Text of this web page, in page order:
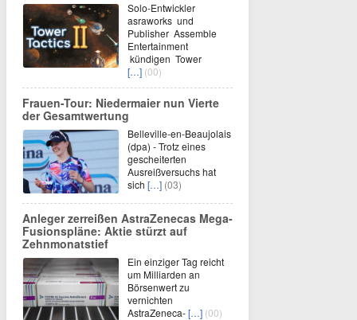
Solo-Entwickler
asraworks und
Publisher Assemble
Entertainment
kündigen Tower
[…] (00)
Frauen-Tour: Niedermaier nun Vierte
der Gesamtwertung
Belleville-en-Beaujolais
(dpa) - Trotz eines
gescheiterten
Ausreißversuchs hat
sich […] (03)
Anleger zerreißen AstraZenecas Mega-
Fusionspläne: Aktie stürzt auf
Zehnmonatstief
Ein einziger Tag reicht
um Milliarden an
Börsenwert zu
vernichten
AstraZeneca-[…] (00)